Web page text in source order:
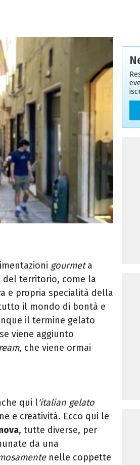
gourmeta
del territorio, come la
e propria specialità della
il mondo di bontà e
il termine gelato
viene aggiunto
, che viene ormai
qui l'italian gelato
e creatività. Ecco qui le
, tutte diverse, per
da una
nelle coppette